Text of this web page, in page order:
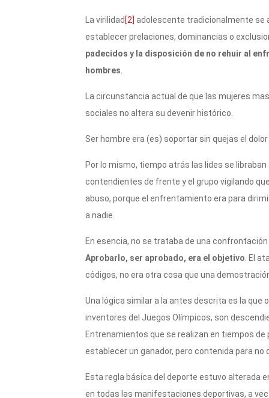
La virilidad [2] adolescente tradicionalmente se
establecer prelaciones, dominancias o
padecidos y la disposición de no rehuir al
hombres.
La circunstancia actual de que las mujeres
sociales no altera su devenir histórico.
Ser hombre era (es) soportar sin quejas el
Por lo mismo, tiempo atrás las lides se
contendientes de frente y el grupo vigilando
abuso, porque el enfrentamiento era para
a nadie.
En esencia, no se trataba de una
Aprobarlo, ser aprobado, era el objetivo. El
códigos, no era otra cosa que una
Una lógica similar a la antes descrita es la que
inventores del Juegos Olímpicos, son
Entrenamientos que se realizan en tiempos
establecer un ganador, pero contenida para no
Esta regla básica del deporte estuvo alterada
en todas las manifestaciones deportivas, a